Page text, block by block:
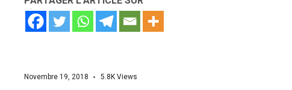
Novembre 19, 2018 5.8K Views